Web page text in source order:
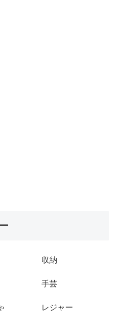
収納
手芸
レジャー